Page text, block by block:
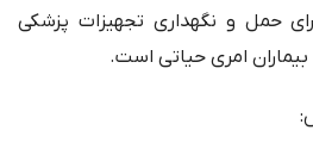
برای حمل و نگهداری تجهیزات پزشکی
امری حیاتی است.